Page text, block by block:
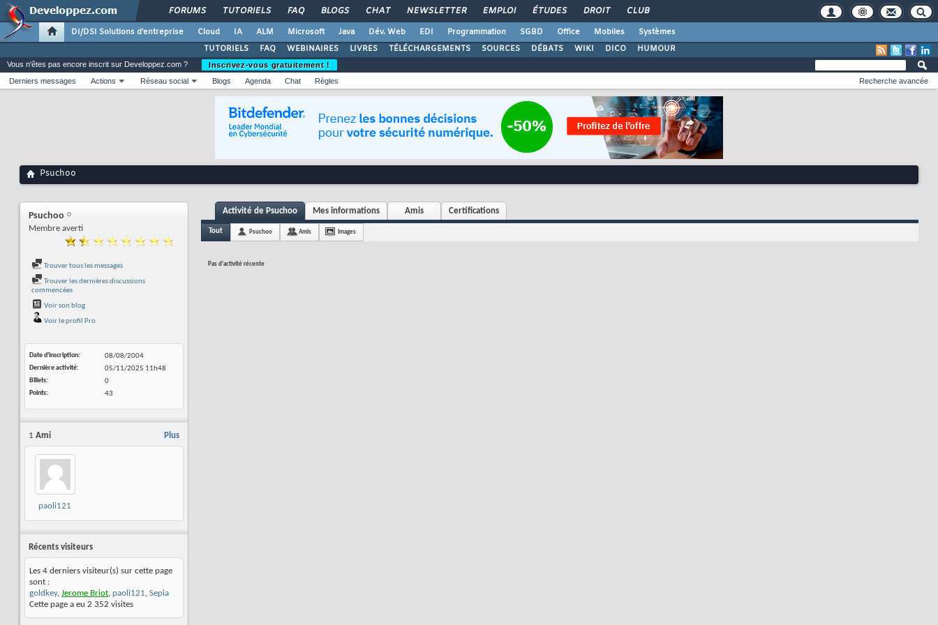
FORUMS TUTORIELS FAQ BLOGS CHAT NEWSLETTER EMPLOI ÉTUDES DROIT CLUB
DI/DSI Solutions d'entreprise Cloud IA ALM Microsoft Java Dév. Web EDI Programmation SGBD Office Mobiles
Systèmes
TUTORIELS
FAQ WEBINAIRES LIVRES TÉLÉCHARGEMENTS SOURCES DÉBATS WIKI DICO HUMOUR
Vous n'êtes pas encore inscrit sur Developpez.com ?
Inscrivez-vous gratuitement !
Derniers messages
Actions Réseau social Blogs Agenda Chat Règles Recherche avancée
Psuchoo
Psuchoo
Membre averti
Trouver tous les messages
Trouver les dernières discussions
commencées
Voir son blog
Voir le profil Pro
Date d'inscription
08/08/2004
Dernière activité
05/11/2025 11h48
Billets
0
Points
43
Plus
1 Ami
paoli121
Récents visiteurs
Les 4 derniers visiteur(s) sur cette page
sont :
goldkey, Jerome Briot, paoli121, Sepia
Cette page a eu 2 352 visites
Activité de Psuchoo Mes informations Amis Certifications
Tout Psuchoo Amis Images
Pas d'activité récente